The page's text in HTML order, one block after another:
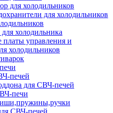
для холодильников
для холодильников
холодильника
платы управления и
холодильников
печей
для СВЧ-печей
печи
СВЧ-печей